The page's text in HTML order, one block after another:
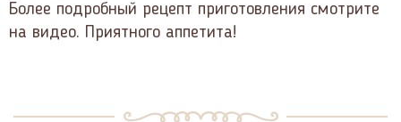
Более подробный рецепт приготовления смотрите
на видео. Приятного аппетита!